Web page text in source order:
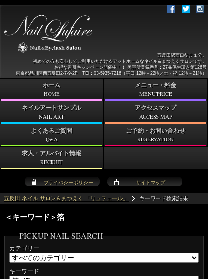
五反田 ネイル サロン＆まつえく 「リュフェール」 キーワード検索結果
＜キーワード＞箔
PICKUP NAIL SEARCH
カテゴリー
キーワード
プライバシーポリシー サイトマップ
五反田駅西口徒歩１分。
初めての方も安心してご利用いただけるアットホームなネイル＆まつえくサロンです。
お得な割引キャンペーン開催中！！ 美容所登録番号：27品保生環き第126号
東京都品川区西五反田2-7-9-2F TEl：03-5935-7216（平日 12時－22時／土・祝 12時－21時）
ホーム
HOME
メニュー・料金
MENU/PRICE
ネイルアートサンプル
NAIL ART
アクセスマップ
ACCESS MAP
よくあるご質問
Q&A
ご予約・お問い合わせ
RESERVATION
求人・アルバイト情報
RECRUIT